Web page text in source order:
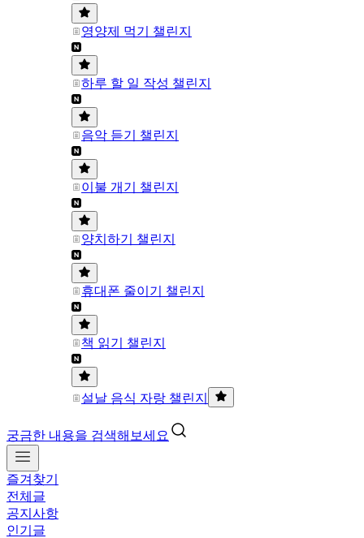
영양제 먹기 챌린지
하루 할 일 작성 챌린지
음악 듣기 챌린지
이불 개기 챌린지
양치하기 챌린지
휴대폰 줄이기 챌린지
책 읽기 챌린지
설날 음식 자랑 챌린지
궁금한 내용을 검색해보세요
즐겨찾기
전체글
공지사항
인기글